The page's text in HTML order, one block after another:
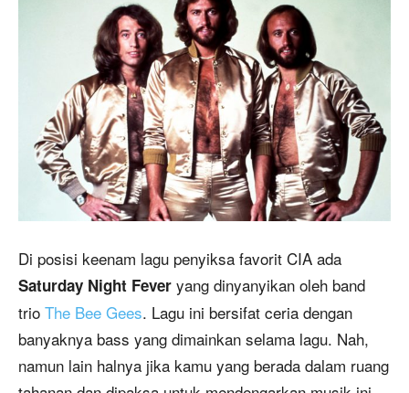
Di posisi keenam lagu penyiksa favorit CIA ada
Saturday Night Fever yang dinyanyikan oleh band
trio The Bee Gees. Lagu ini bersifat ceria dengan
banyaknya bass yang dimainkan selama lagu. Nah,
namun lain halnya jika kamu yang berada dalam ruang